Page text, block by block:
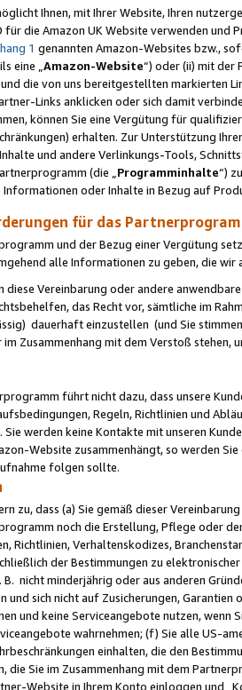
Ihnen, mit Ihrer Website, Ihren
die Amazon UK Website verwenden und
1 genannten Amazon-Websites bzw.,
eine „ Amazon-Website“) oder (ii) mit der
die von uns bereitgestellten markierten
Links anklicken oder sich damit
können Sie eine Vergütung für
erhalten. Zur Unterstützung
und andere Verlinkungs-Tools,
(die „ Programminhalte“)
oder Inhalte in Bezug auf
für das
und der Bezug einer Vergütung
alle Informationen zu geben, die
diese Vereinbarung oder andere
das Recht vor, sämtliche im
dauerhaft einzustellen (und Sie
Zusammenhang mit dem Verstoß stehen,
führt nicht dazu, dass unsere
Regeln, Richtlinien und
werden keine Kontakte mit unseren
Website zusammenhängt, so werden
folgen sollte.
zu, dass (a) Sie gemäß dieser
noch die Erstellung, Pflege oder
Richtlinien, Verhaltenskodizes,
der Bestimmungen zu
nicht minderjährig oder aus anderen
sich nicht auf Zusicherungen, Garantien
und keine Serviceangebote nutzen, wenn
wahrnehmen; (f) Sie alle US-
einhalten, die den
die Sie im Zusammenhang mit dem
Website in Ihrem Konto einloggen und